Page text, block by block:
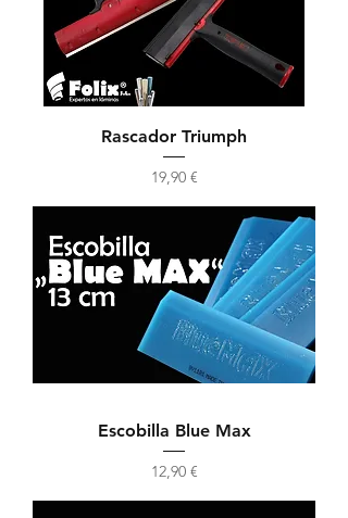
Rascador Triumph
Precio
19,90 €
Escobilla Blue Max
Precio
12,90 €